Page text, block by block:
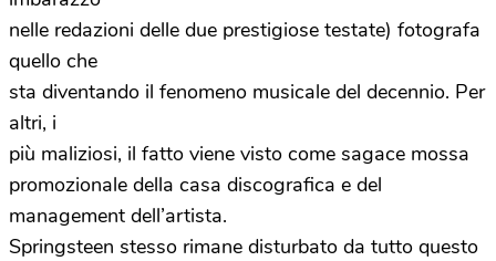
nelle redazioni delle due prestigiose testate) fotografa
quello che
sta diventando il fenomeno musicale del decennio. Per
altri, i
più maliziosi, il fatto viene visto come sagace mossa
promozionale della casa discografica e del
management dell’artista.
Springsteen stesso rimane disturbato da tutto questo